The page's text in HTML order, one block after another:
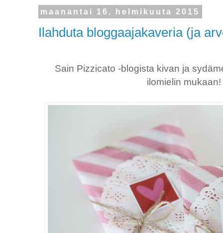
maanantai 16. helmikuuta 2015
Ilahduta bloggaajakaveria (ja
Sain Pizzicato -blogista kivan ja
ilomielin